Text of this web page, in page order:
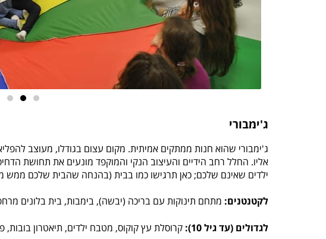
ג'ימבורי
ג'ימבורי שהוא חנות ממתקים אמיתית. מקום עצום בגודלו, מעוצב
אליו. החלל רחב הידיים והעיצוב הנקי והמוקפד מונעים את תחושת
ילדים שאינם שלכם; כאן תרגישו כמו בבית (בהנחה שהבית שלכם ממש
לקטנטנים: מתחם תינוקות עם בריכה (יבשה), בימבות, בית בלונים
לגדולים (עד גיל 10): קרוסלת עץ קוקוס, מטבח ילדים, תיאטרון בובות,